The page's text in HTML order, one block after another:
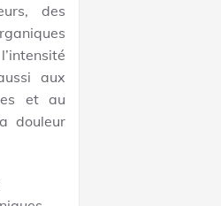
des
aux
et au
douleur